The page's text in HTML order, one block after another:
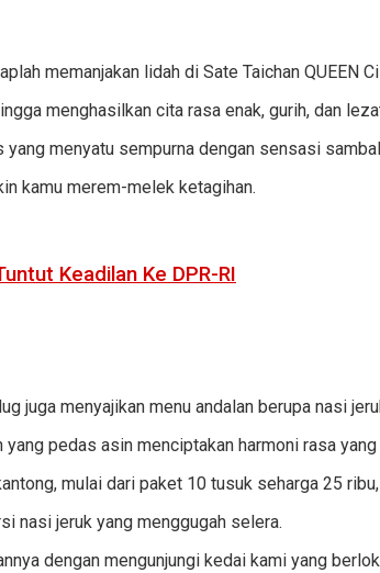
memanjakan lidah di Sate Taichan QUEEN
menghasilkan cita rasa enak, gurih, dan
menyatu sempurna dengan sensasi
kamu merem-melek ketagihan.
Keadilan Ke DPR-RI
juga menyajikan menu andalan berupa nasi
pedas asin menciptakan harmoni rasa
mulai dari paket 10 tusuk seharga 25
nasi jeruk yang menggugah selera.
dengan mengunjungi kedai kami yang